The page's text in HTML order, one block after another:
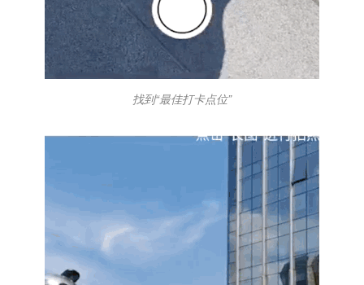
找到“最佳打卡点位”